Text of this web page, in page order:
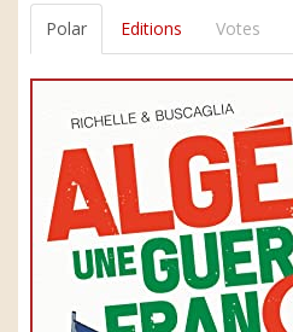
Polar Editions Votes